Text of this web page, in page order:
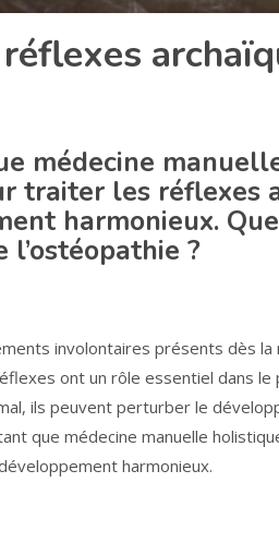
médecine
traiter les réflexes
harmonieux.
l’ostéopathie ?
involontaires présents dès la
ont un rôle essentiel dans
ils peuvent perturber le
que médecine manuelle
harmonieux.